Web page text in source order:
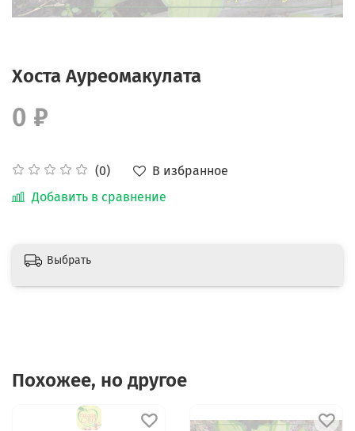
Хоста Ауреомакулата
(0)
В избранное
Добавить в сравнение
0 ₽
Выбрать
Похожее, но другое